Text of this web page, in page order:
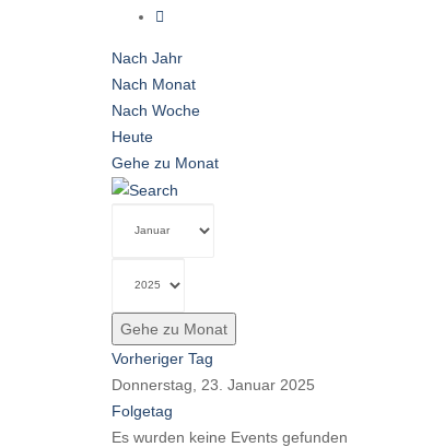
Nach Jahr
Nach Monat
Nach Woche
Heute
Gehe zu Monat
Gehe zu Monat
Vorheriger Tag
Donnerstag, 23. Januar 2025
Folgetag
Es wurden keine Events gefunden